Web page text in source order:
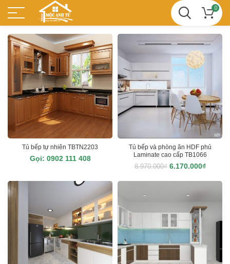
0
Tủ bếp tự nhiên TBTN2203
Tủ bếp và phòng ăn HDF phủ
Laminate cao cấp TB1066
8.970.000₫ 6.170.000₫